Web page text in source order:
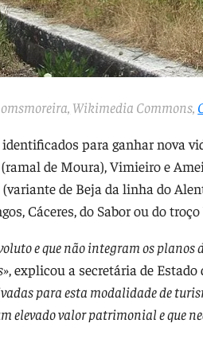
Wikimedia Commons,
para ganhar nova
de Moura), Vimieiro e
(variante de Beja da linha do
Cáceres, do Sabor ou do
e que não integram os planos
» , explicou a secretária de
para esta modalidade de
elevado valor patrimonial e que